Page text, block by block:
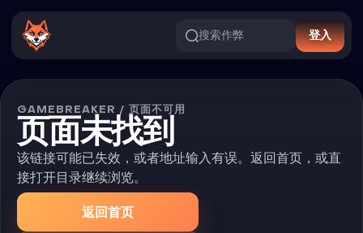
搜索作弊 登入
GAMEBREAKER / 页面不可用
页面未找到
该链接可能已失效，或者地址输入有误。返回首页，或直
接打开目录继续浏览。
返回首页